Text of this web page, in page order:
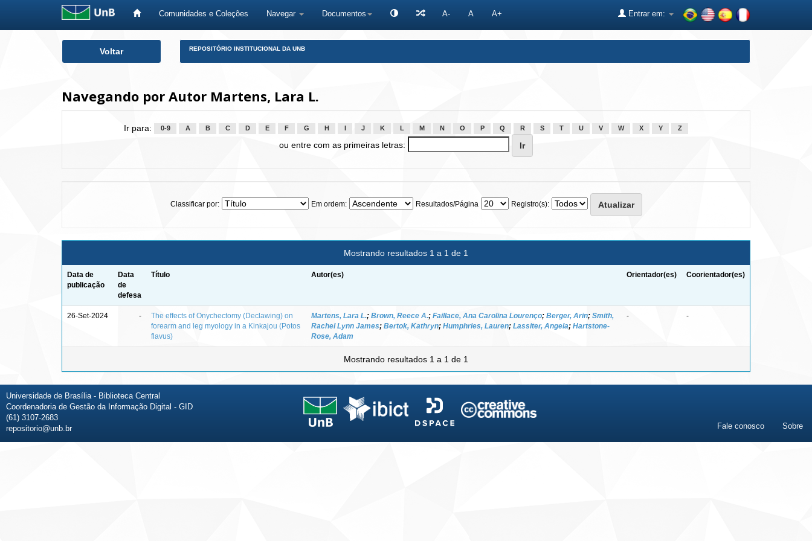
Comunidades e Coleções Navegar Documentos A- A A+ Entrar em:
Voltar REPOSITÓRIO INSTITUCIONAL DA UNB
Navegando por Autor Martens, Lara L.
Ir para: 0-9 A B C D E F G H J K L M N O P Q R S T U V W X Y Z
ou entre com as primeiras letras:
Classificar por: Em ordem: Resultados/Página Registro(s):
Mostrando resultados 1 a 1 de 1
Data de
publicação
Data
de
defesa
Título Autor(es) Orientador(es) Coorientador(es)
26-Set-2024 -
The effects of Onychectomy (Declawing) on
forearm and leg myology in a Kinkajou (Potos
flavus)
Martens, Lara L.; Brown, Reece A.; Faillace, Ana Carolina Lourenço; Berger, Arin; Smith,
Rachel Lynn James; Bertok, Kathryn; Humphries, Lauren; Lassiter, Angela; Hartstone-
Rose, Adam
- -
Mostrando resultados 1 a 1 de 1
Universidade de Brasília - Biblioteca Central
Coordenadoria de Gestão da Informação Digital - GID
(61) 3107-2683
repositorio@unb.br
Fale conosco Sobre